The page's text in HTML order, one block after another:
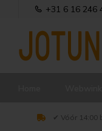
+31 6 16 246
✔ Vóór 14:00